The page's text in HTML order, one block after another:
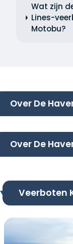
Wat zijn
Lines-
Motobu?
Over De
Over De
Veerboten